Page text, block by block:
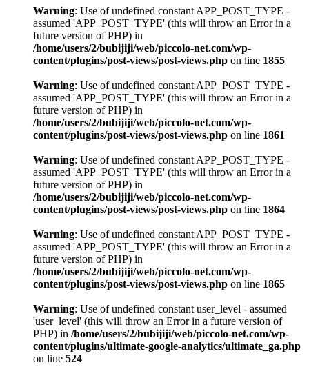
Warning: Use of undefined constant APP_POST_TYPE -
assumed 'APP_POST_TYPE' (this will throw an Error in a
future version of PHP) in
/home/users/2/bubijiji/web/piccolo-net.com/wp-
content/plugins/post-views/post-views.php on line 1855
Warning: Use of undefined constant APP_POST_TYPE -
assumed 'APP_POST_TYPE' (this will throw an Error in a
future version of PHP) in
/home/users/2/bubijiji/web/piccolo-net.com/wp-
content/plugins/post-views/post-views.php on line 1861
Warning: Use of undefined constant APP_POST_TYPE -
assumed 'APP_POST_TYPE' (this will throw an Error in a
future version of PHP) in
/home/users/2/bubijiji/web/piccolo-net.com/wp-
content/plugins/post-views/post-views.php on line 1864
Warning: Use of undefined constant APP_POST_TYPE -
assumed 'APP_POST_TYPE' (this will throw an Error in a
future version of PHP) in
/home/users/2/bubijiji/web/piccolo-net.com/wp-
content/plugins/post-views/post-views.php on line 1865
Warning: Use of undefined constant user_level - assumed
'user_level' (this will throw an Error in a future version of
PHP) in /home/users/2/bubijiji/web/piccolo-net.com/wp-
content/plugins/ultimate-google-analytics/ultimate_ga.php
on line 524